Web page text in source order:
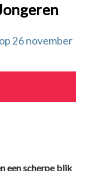
26 november
een scherpe blik